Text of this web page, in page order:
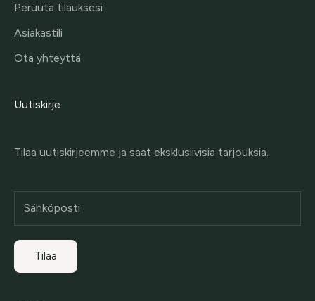
Peruuta tilauksesi
Asiakastili
Ota yhteyttä
Uutiskirje
Tilaa uutiskirjeemme ja saat eksklusiivisia tarjouksia.
Tilaa